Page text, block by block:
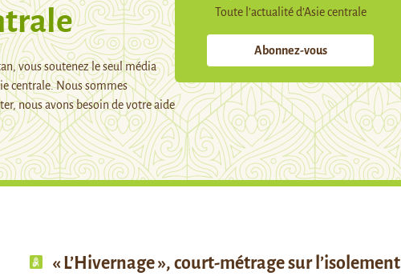
vous soutenez le seul média
centrale. Nous sommes
nous avons besoin de votre aide
Toute l’actualité d’Asie centrale
Abonnez-vous
« L’Hivernage », court-métrage sur l’isolement